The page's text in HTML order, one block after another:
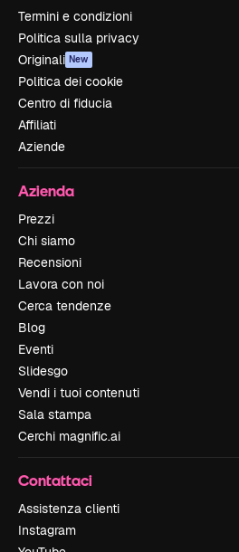
Termini e condizioni
Politica sulla privacy
Originali New
Politica dei cookie
Centro di fiducia
Affiliati
Aziende
Azienda
Prezzi
Chi siamo
Recensioni
Lavora con noi
Cerca tendenze
Blog
Eventi
Slidesgo
Vendi i tuoi contenuti
Sala stampa
Cerchi magnific.ai
Contattaci
Assistenza clienti
Instagram